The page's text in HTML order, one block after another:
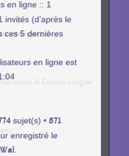
en ligne :: 1
invités (d’après le
ces 5 dernières
en ligne est
sujet(s) •871
enregistré le
étrangers
& Europa League